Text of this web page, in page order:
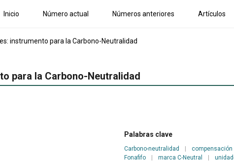
Inicio Número actual Números anteriores Artículos
instrumento para la Carbono-Neutralidad
para la Carbono-Neutralidad
Palabras clave
Carbono-neutralidad | compensación
Fonafifo
| marca C-Neutral |